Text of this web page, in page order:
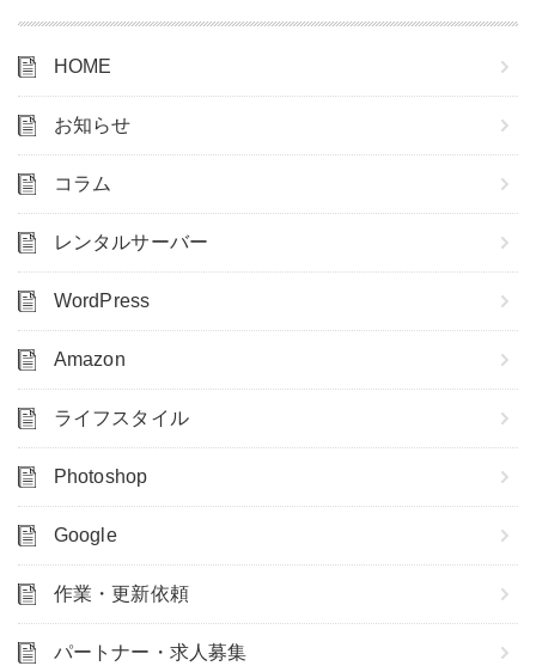
HOME
お知らせ
コラム
レンタルサーバー
WordPress
Amazon
ライフスタイル
Photoshop
Google
作業・更新依頼
パートナー・求人募集